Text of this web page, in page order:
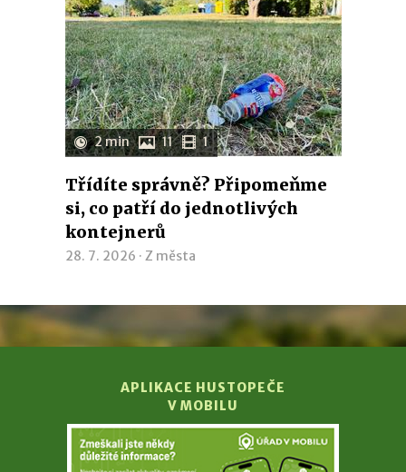
2 min 11 1
Třídíte správně? Připomeňme
si, co patří do jednotlivých
kontejnerů
28. 7. 2026 · Z města
APLIKACE HUSTOPEČE
V MOBILU